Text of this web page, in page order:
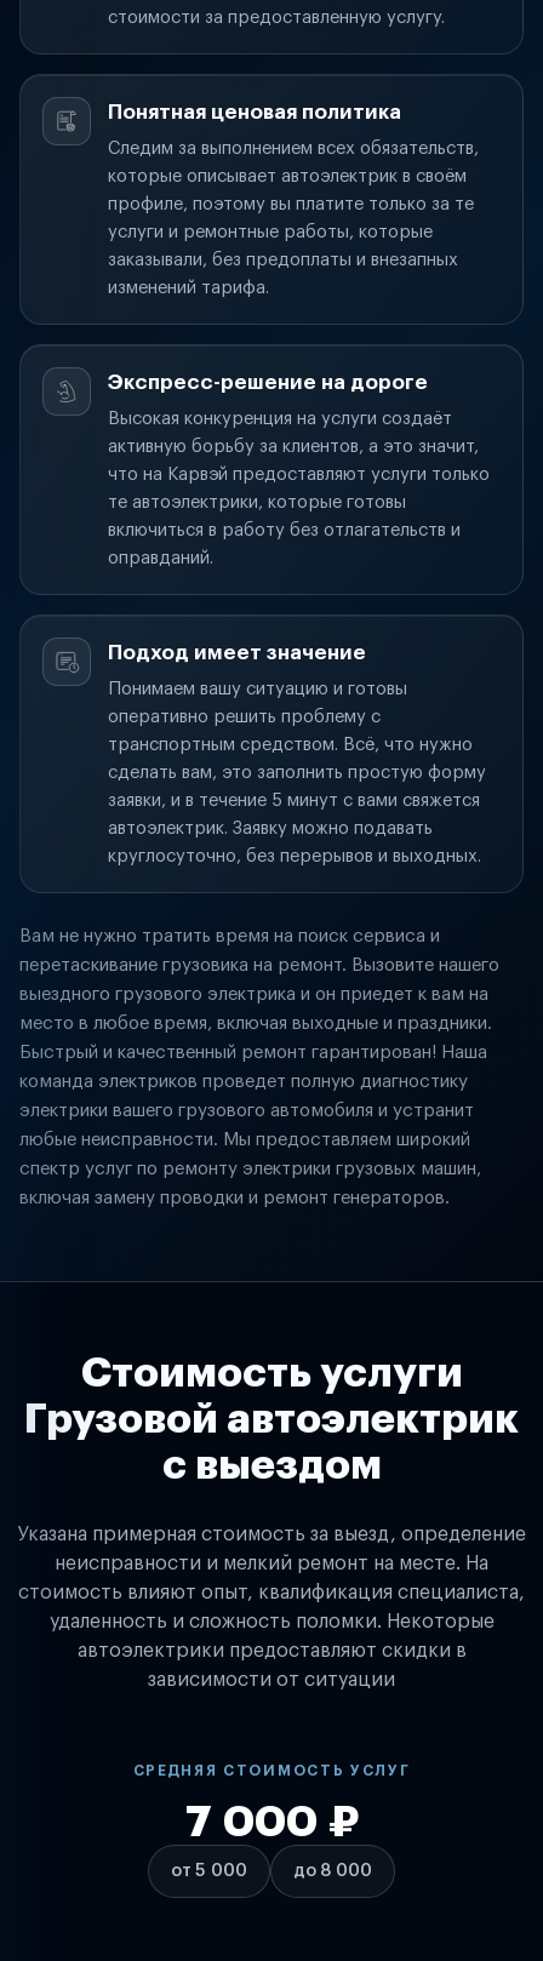
стоимости за предоставленную услугу.
Понятная ценовая политика
Следим за выполнением всех обязательств,
которые описывает автоэлектрик в своём
профиле, поэтому вы платите только за те
услуги и ремонтные работы, которые
заказывали, без предоплаты и внезапных
изменений тарифа.
Экспресс-решение на дороге
Высокая конкуренция на услуги создаёт
активную борьбу за клиентов, а это значит,
что на Карвэй предоставляют услуги только
те автоэлектрики, которые готовы
включиться в работу без отлагательств и
оправданий.
Подход имеет значение
Понимаем вашу ситуацию и готовы
оперативно решить проблему с
транспортным средством. Всё, что нужно
сделать вам, это заполнить простую форму
заявки, и в течение 5 минут с вами свяжется
автоэлектрик. Заявку можно подавать
круглосуточно, без перерывов и выходных.
Вам не нужно тратить время на поиск сервиса и
перетаскивание грузовика на ремонт. Вызовите нашего
выездного грузового электрика и он приедет к вам на
место в любое время, включая выходные и праздники.
Быстрый и качественный ремонт гарантирован! Наша
команда электриков проведет полную диагностику
электрики вашего грузового автомобиля и устранит
любые неисправности. Мы предоставляем широкий
спектр услуг по ремонту электрики грузовых машин,
включая замену проводки и ремонт генераторов.
Стоимость услуги
Грузовой автоэлектрик
с выездом
Указана примерная стоимость за выезд, определение
неисправности и мелкий ремонт на месте. На
стоимость влияют опыт, квалификация специалиста,
удаленность и сложность поломки. Некоторые
автоэлектрики предоставляют скидки в
зависимости от ситуации
СРЕДНЯЯ СТОИМОСТЬ УСЛУГ
от 5 000
7 000 ₽
до 8 000